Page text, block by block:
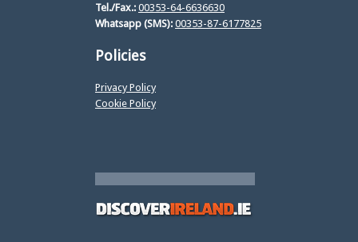
Tel./Fax.: 00353-64-6636630
Whatsapp (SMS): 00353-87-6177825
Policies
Privacy Policy
Cookie Policy